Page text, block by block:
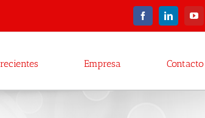
FacebookLinkedIn
Empresa Contacto